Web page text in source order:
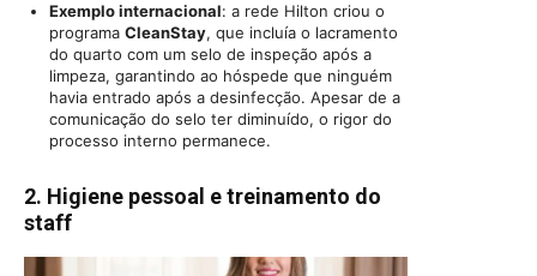
Exemplo internacional: a rede Hilton criou o
programa CleanStay, que incluía o lacramento
do quarto com um selo de inspeção após a
limpeza, garantindo ao hóspede que ninguém
havia entrado após a desinfecção. Apesar de a
comunicação do selo ter diminuído, o rigor do
processo interno permanece.
2. Higiene pessoal e treinamento do
staff